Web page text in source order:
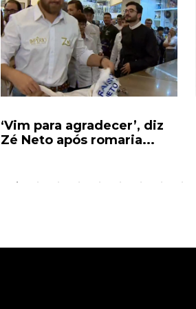
‘Vim para agradecer’, diz
Zé Neto após romaria...